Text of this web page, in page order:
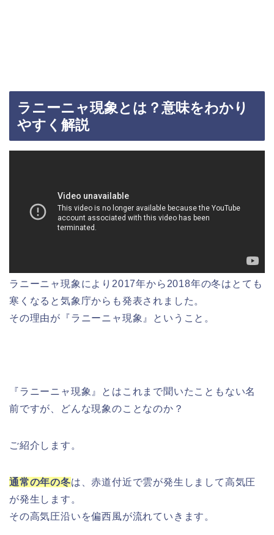
ラニーニャ現象とは？意味をわかり
やすく解説
ラニーニャ現象により2017年から2018年の冬はとても
寒くなると気象庁からも発表されました。
その理由が『ラニーニャ現象』ということ。
『ラニーニャ現象』とはこれまで聞いたこともない名
前ですが、どんな現象のことなのか？
ご紹介します。
通常の年の冬は、赤道付近で雲が発生しまして高気圧
が発生します。
その高気圧沿いを偏西風が流れていきます。